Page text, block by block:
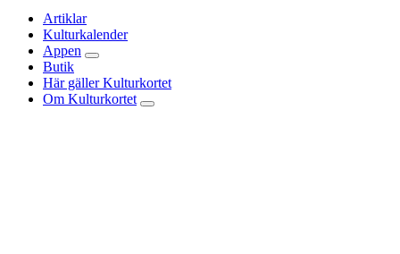
Artiklar
Kulturkalender
Appen
Butik
Här gäller Kulturkortet
Om Kulturkortet